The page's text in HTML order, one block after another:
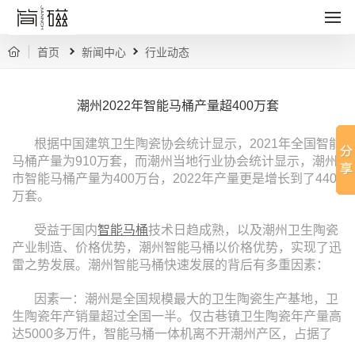
首页 新闻中心 行业动态
潮州2022年智能马桶产量超400万套
根据中国建筑卫生陶瓷协会统计显示，2021年全国智能
马桶产量为910万套，而潮州当地行业协会统计显示，潮州
市智能马桶产量为400万台，2022年产量更是增长到了440
万套。
受益于国内智能马桶技术日趋成熟，以及潮州卫生陶瓷
产业制造、价格优势，潮州智能马桶以价格优势，实现了迅
雷之势发展。潮州智能马桶快速发展的背后有多重因素：
因素一：潮州是全国规模最大的卫生陶瓷生产基地，卫
生陶瓷年产销量超过全国一半。仅古巷镇卫生陶瓷年产量高
达5000多万件，智能马桶一体机离不开潮州产区，占据了